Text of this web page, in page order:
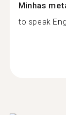
Minhas
to speak